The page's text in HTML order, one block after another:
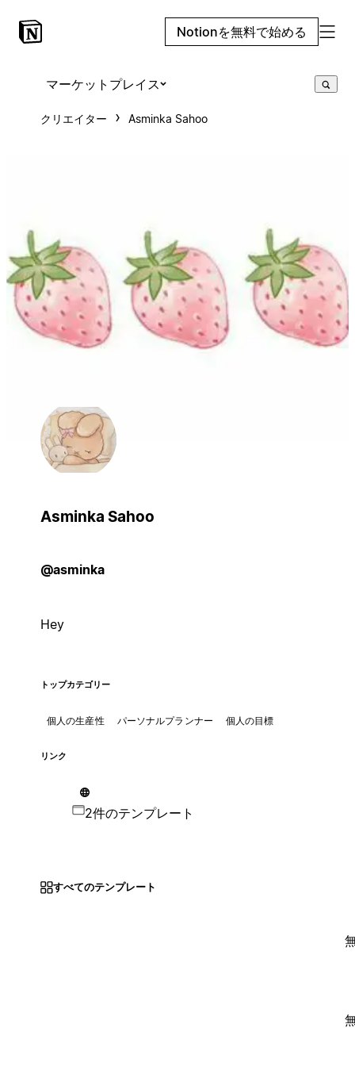
Notionを無料で始める
マーケットプレイス
クリエイター Asminka Sahoo
Asminka Sahoo
@asminka
Hey
トップカテゴリー
個人の生産性 パーソナルプランナー 個人の目標
リンク
2件のテンプレート
すべてのテンプレート